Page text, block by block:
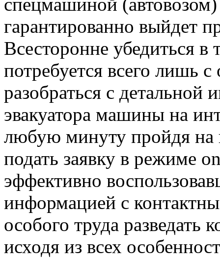
гарантированно выйдет
Всесторонне убедиться
потребуется всего лишь
разобраться с детальной
эвакуатора машины на
любую минуту пройдя на
подать заявку в режиме
эффективно
информацией с
особого труда разведать
исходя из всех